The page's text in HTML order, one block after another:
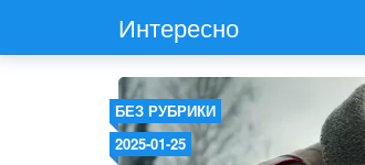
Интересно
БЕЗ РУБРИКИ
2025-01-25